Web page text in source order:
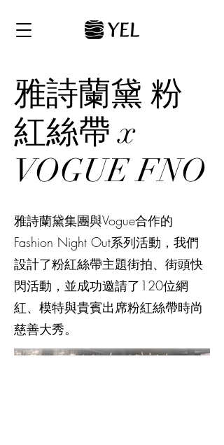
雅詩蘭黛 粉
紅絲帶 x
VOGUE FNO
雅詩蘭黛集團與Vogue合作的
Fashion Night Out系列活動，我們
設計了粉紅絲帶主題街拍、街頭快
閃活動，並成功邀請了120位網
紅、模特與貴賓出席粉紅絲帶時尚
慈善大秀。